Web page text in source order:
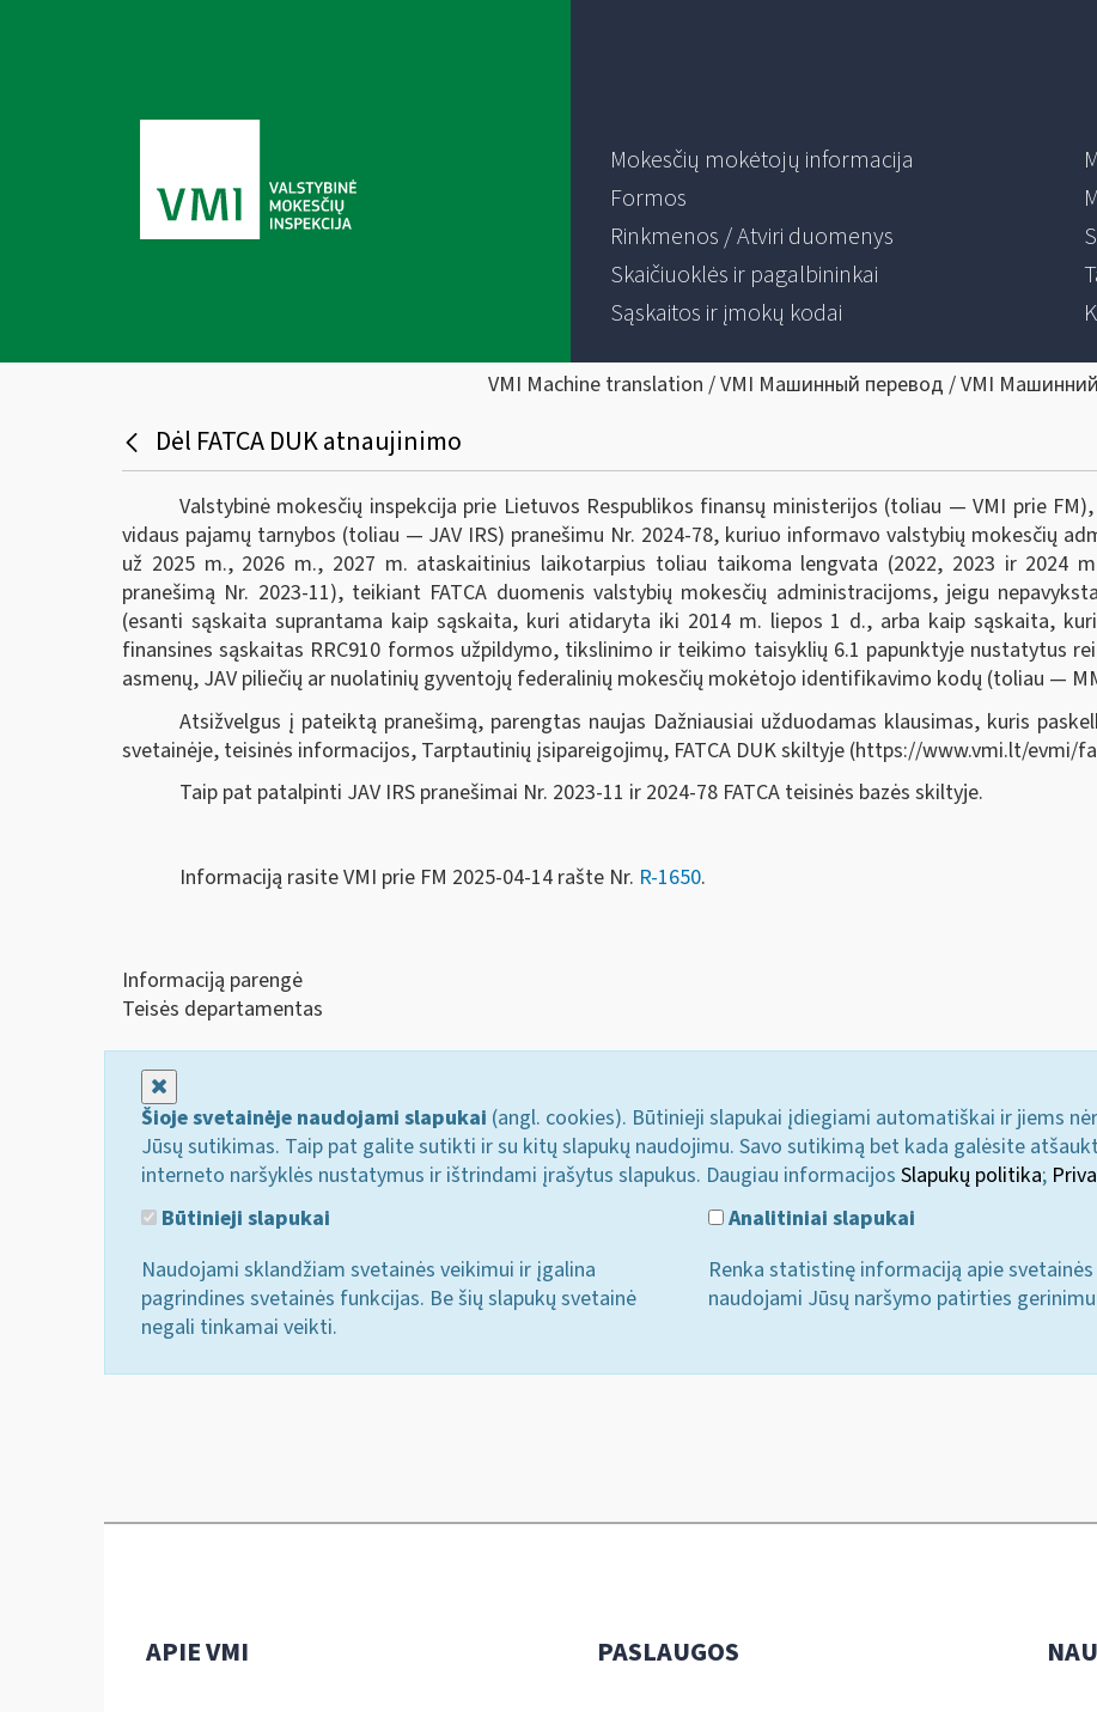
Mokesčių mokėtojų informacija
Formos
Rinkmenos / Atviri duomenys
Skaičiuoklės ir pagalbininkai
Sąskaitos ir įmokų kodai
VMI Machine translation / VMI Машинный перевод / VMI
Dėl FATCA DUK atnaujinimo
Valstybinė mokesčių inspekcija prie Lietuvos Respublikos finansų ministerijos (toliau — VMI prie
vidaus pajamų tarnybos (toliau — JAV IRS) pranešimu Nr. 2024-78, kuriuo informavo valstybių mokesčių
už 2025 m., 2026 m., 2027 m. ataskaitinius laikotarpius toliau taikoma lengvata (2022, 2023 ir 2024
pranešimą Nr. 2023-11), teikiant FATCA duomenis valstybių mokesčių administracijoms, jeigu
(esanti sąskaita suprantama kaip sąskaita, kuri atidaryta iki 2014 m. liepos 1 d., arba kaip sąskaita,
finansines sąskaitas RRC910 formos užpildymo, tikslinimo ir teikimo taisyklių 6.1 papunktyje nustatytus
asmenų, JAV piliečių ar nuolatinių gyventojų federalinių mokesčių mokėtojo identifikavimo kodų (toliau —
Atsižvelgus į pateiktą pranešimą, parengtas naujas Dažniausiai užduodamas klausimas, kuris
svetainėje, teisinės informacijos, Tarptautinių įsipareigojimų, FATCA DUK skiltyje (https://www.vmi.lt/evmi/
Taip pat patalpinti JAV IRS pranešimai Nr. 2023-11 ir 2024-78 FATCA teisinės bazės skiltyje.
Informaciją rasite VMI prie FM 2025-04-14 rašte Nr. R-1650.
Informaciją parengė
Teisės departamentas
Šioje svetainėje naudojami slapukai (angl. cookies). Būtinieji slapukai įdiegiami automatiškai ir jiems
Jūsų sutikimas. Taip pat galite sutikti ir su kitų slapukų naudojimu. Savo sutikimą bet kada galėsite
interneto naršyklės nustatymus ir ištrindami įrašytus slapukus. Daugiau informacijos Slapukų politika;
Būtinieji slapukai
Naudojami sklandžiam svetainės veikimui ir įgalina
pagrindines svetainės funkcijas. Be šių slapukų svetainė
negali tinkamai veikti.
Analitiniai slapukai
Renka statistinę informaciją apie
naudojami Jūsų naršymo patirties
APIE VMI PASLAUGOS